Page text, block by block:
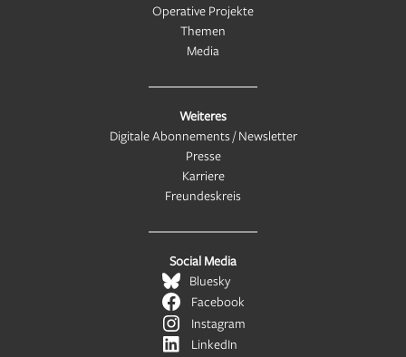
Operative Projekte
Themen
Media
Weiteres
Digitale Abonnements / Newsletter
Presse
Karriere
Freundeskreis
Social Media
Bluesky
Facebook
Instagram
LinkedIn